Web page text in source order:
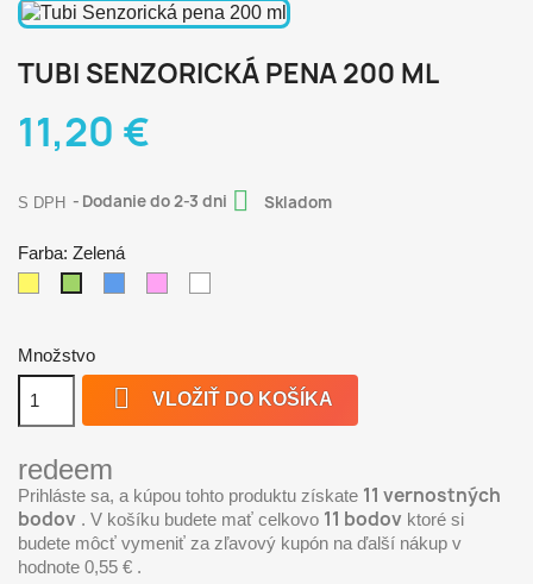
TUBI SENZORICKÁ PENA 200 ML
11,20 €
S DPH Dodanie do 2-3 dni  Skladom
Farba: Zelená
Množstvo
 VLOŽIŤ DO KOŠÍKA
redeem
Prihláste sa, a kúpou tohto produktu získate 11 vernostných
bodov . V košíku budete mať celkovo 11 bodov ktoré si
budete môcť vymeniť za zľavový kupón na ďalší nákup v
hodnote 0,55 € .